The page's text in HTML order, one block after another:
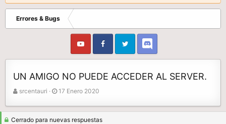
Errores & Bugs
UN AMIGO NO PUEDE ACCEDER AL SERVER.
A
o
srcentauri
F
h
17 Enero 2020
Cerrado para nuevas respuestas